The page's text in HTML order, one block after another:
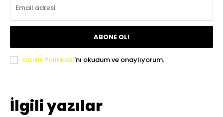
ABONE OL!
Gizlilik Politikası'nı okudum ve onaylıyorum.
İlgili yazılar